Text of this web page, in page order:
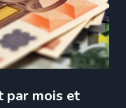
par mois et